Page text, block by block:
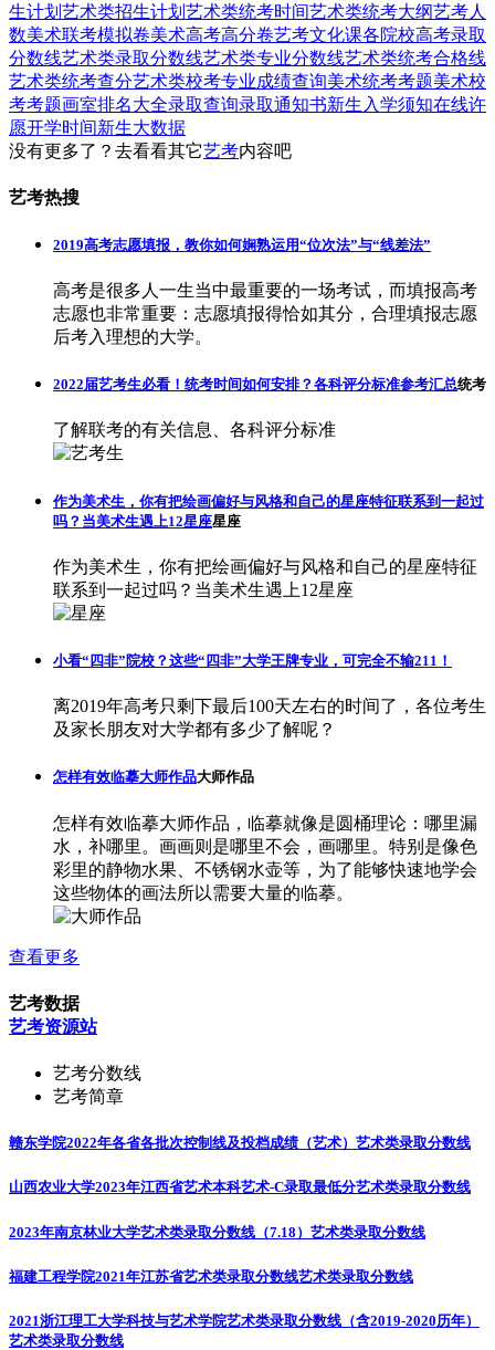
生计划艺术类招生计划艺术类统考时间艺术类统考大纲艺考人
数美术联考模拟卷美术高考高分卷艺考文化课各院校高考录取
分数线艺术类录取分数线艺术类专业分数线艺术类统考合格线
艺术类统考查分艺术类校考专业成绩查询美术统考考题美术校
考考题画室排名大全录取查询录取通知书新生入学须知在线许
愿开学时间新生大数据
没有更多了？去看看其它艺考内容吧
艺考热搜
2019高考志愿填报，教你如何娴熟运用“位次法”与“线差法”
高考是很多人一生当中最重要的一场考试，而填报高考
志愿也非常重要：志愿填报得恰如其分，合理填报志愿
后考入理想的大学。
2022届艺考生必看！统考时间如何安排？各科评分标准参考汇总统考
了解联考的有关信息、各科评分标准
作为美术生，你有把绘画偏好与风格和自己的星座特征联系到一起过
吗？当美术生遇上12星座星座
作为美术生，你有把绘画偏好与风格和自己的星座特征
联系到一起过吗？当美术生遇上12星座
小看“四非”院校？这些“四非”大学王牌专业，可完全不输211！
离2019年高考只剩下最后100天左右的时间了，各位考生
及家长朋友对大学都有多少了解呢？
怎样有效临摹大师作品大师作品
怎样有效临摹大师作品，临摹就像是圆桶理论：哪里漏
水，补哪里。画画则是哪里不会，画哪里。特别是像色
彩里的静物水果、不锈钢水壶等，为了能够快速地学会
这些物体的画法所以需要大量的临摹。
查看更多
艺考数据
艺考资源站
艺考分数线
艺考简章
赣东学院2022年各省各批次控制线及投档成绩（艺术） 艺术类录取分数线
山西农业大学2023年江西省艺术本科艺术-C录取最低分艺术类录取分数线
2023年南京林业大学艺术类录取分数线（7.18） 艺术类录取分数线
福建工程学院2021年江苏省艺术类录取分数线艺术类录取分数线
2021浙江理工大学科技与艺术学院艺术类录取分数线（含2019-2020历年）
艺术类录取分数线